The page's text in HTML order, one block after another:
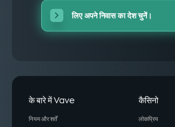
लिए अपने निवास का देश चुनें।
Afghanistan
Algeria
American Samoa
Andorra
के बारे में Vave
नियम और शर्तें
कैसिनो
लोकप्रिय